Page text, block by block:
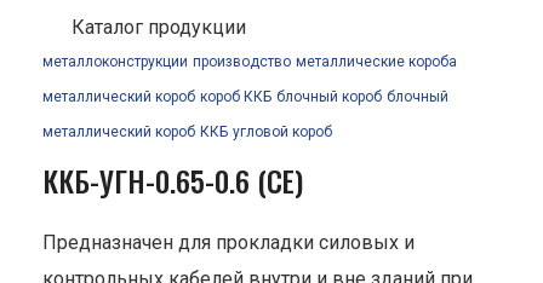
Каталог продукции
металлоконструкции производство металлические короба
металлический короб короб ККБ блочный короб блочный
металлический короб ККБ угловой короб
ККБ-УГН-0.65-0.6 (СЕ)
Предназначен для прокладки силовых и